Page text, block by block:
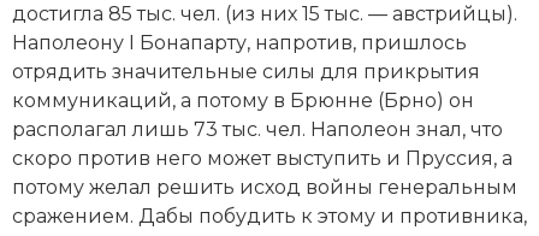
История, философия, теория и методология
исторического знания
Итория международных отношений
Латинская Америка
Новая история
достигла 85 тыс. чел. (из них 15 тыс. — австрийцы).
Наполеону I Бонапарту, напротив, пришлось
отрядить значительные силы для прикрытия
коммуникаций, а потому в Брюнне (Брно) он
располагал лишь 73 тыс. чел. Наполеон знал, что
скоро против него может выступить и Пруссия, а
потому желал решить исход войны генеральным
сражением. Дабы побудить к этому и противника,